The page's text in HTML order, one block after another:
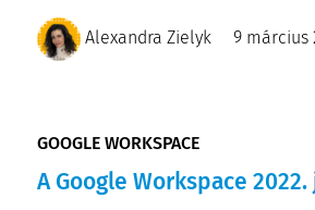
Alexandra Zielyk 9 március
GOOGLE WORKSPACE
A Google Workspace